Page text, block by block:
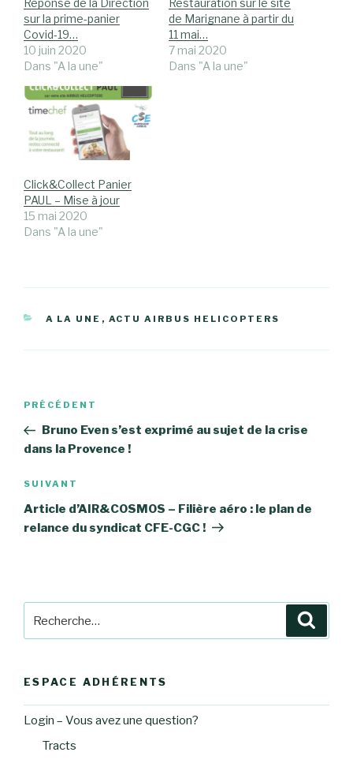
Réponse de la Direction
sur la prime-panier
Covid-19…
10 juin 2020
Dans "A la une"
Restauration sur le site
de Marignane à partir du
11 mai…
7 mai 2020
Dans "A la une"
Click&Collect Panier
PAUL – Mise à jour
15 mai 2020
Dans "A la une"
CATÉGORIES
A LA UNE , ACTU AIRBUS HELICOPTERS
Navigation
l’article
Article
précédent
PRÉCÉDENT
Bruno Even s’est exprimé au sujet de la crise
dans la Provence !
Article
suivant
SUIVANT
Article d’AIR&COSMOS – Filière aéro : le plan de
relance du syndicat CFE-CGC !
pour
ESPACE ADHÉRENTS
Login – Vous avez une question?
Tracts